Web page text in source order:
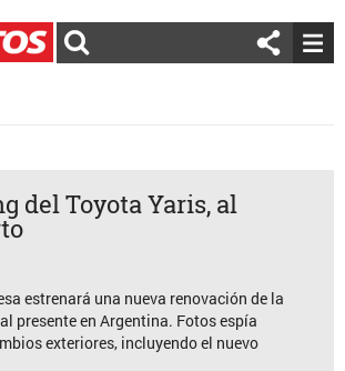
del Toyota Yaris, al
estrenará una nueva renovación de la
presente en Argentina. Fotos espía
exteriores, incluyendo el nuevo